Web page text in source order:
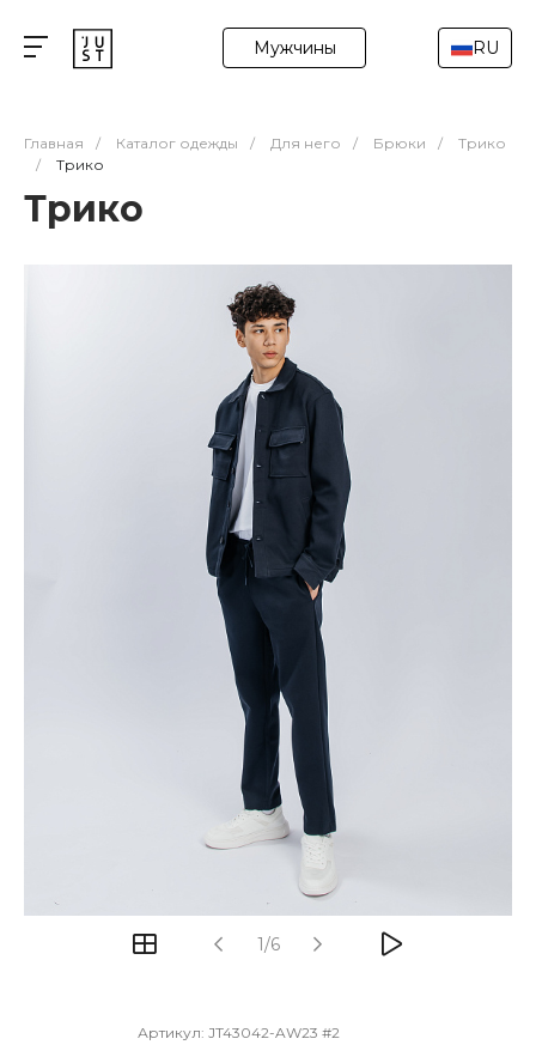
Мужчины RU
Главная / Каталог одежды / Для него / Брюки /
Трико
/
Трико
Трико
1/6
Артикул: JT43042-AW23 #2